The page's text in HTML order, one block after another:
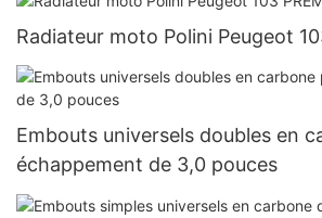
Radiateur moto Polini Peugeot
Embouts universels doubles en
échappement de 3,0 pouces